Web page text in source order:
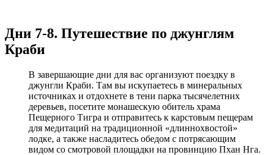
Дни 7-8. Путешествие по джунглям
Краби
В завершающие дни для вас организуют поездку в
джунгли Краби. Там вы искупаетесь в минеральных
источниках и отдохнете в тени парка тысячелетних
деревьев, посетите монашескую обитель храма
Пещерного Тигра и отправитесь к карстовым пещерам
для медитаций на традиционной «длиннохвостой»
лодке, а также насладитесь обедом с потрясающим
видом со смотровой площадки на провинцию Пхан Нга.